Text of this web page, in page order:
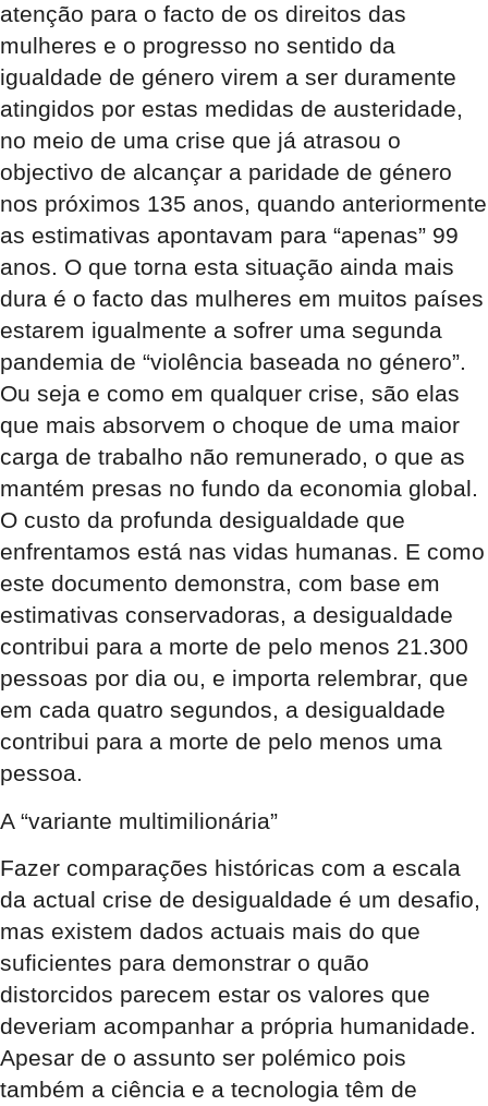
atenção para o facto de os direitos das
mulheres e o progresso no sentido da
igualdade de género virem a ser duramente
atingidos por estas medidas de austeridade,
no meio de uma crise que já atrasou o
objectivo de alcançar a paridade de género
nos próximos 135 anos, quando anteriormente
as estimativas apontavam para “apenas” 99
anos. O que torna esta situação ainda mais
dura é o facto das mulheres em muitos países
estarem igualmente a sofrer uma segunda
pandemia de “violência baseada no género”.
Ou seja e como em qualquer crise, são elas
que mais absorvem o choque de uma maior
carga de trabalho não remunerado, o que as
mantém presas no fundo da economia global.
O custo da profunda desigualdade que
enfrentamos está nas vidas humanas. E como
este documento demonstra, com base em
estimativas conservadoras, a desigualdade
contribui para a morte de pelo menos 21.300
pessoas por dia ou, e importa relembrar, que
em cada quatro segundos, a desigualdade
contribui para a morte de pelo menos uma
pessoa.
A “variante multimilionária”
Fazer comparações históricas com a escala
da actual crise de desigualdade é um desafio,
mas existem dados actuais mais do que
suficientes para demonstrar o quão
distorcidos parecem estar os valores que
deveriam acompanhar a própria humanidade.
Apesar de o assunto ser polémico pois
também a ciência e a tecnologia têm de